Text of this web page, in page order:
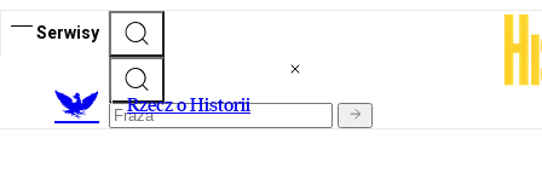
Serwisy
Rzecz o Historii